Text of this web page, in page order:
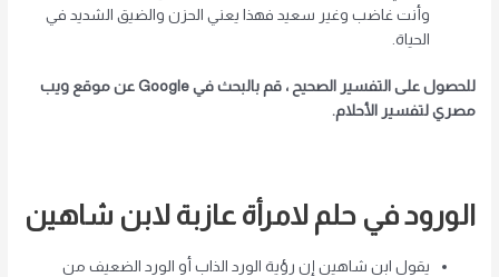
وأنت غاضب وغير سعيد فهذا يعني الحزن والضيق الشديد في
الحياة.
للحصول على التفسير الصحيح ، قم بالبحث في Google عن موقع ويب
مصري لتفسير الأحلام.
الورود في حلم لامرأة عازبة لابن شاهين
يقول ابن شاهين إن رؤية الورد الذاب أو الورد الضعيف من